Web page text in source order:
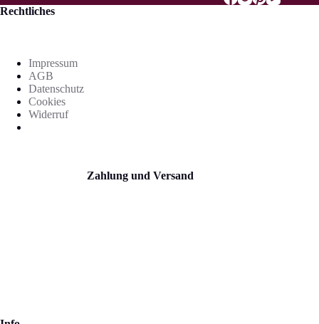
Rechtliches
Impressum
AGB
Datenschutz
Cookies
Widerruf
Zahlung und Versand